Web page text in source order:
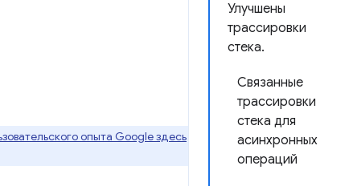
Улучшены
трассировки
стека.
Связанные
трассировки
стека для
асинхронных
операций
опыта Google здесь